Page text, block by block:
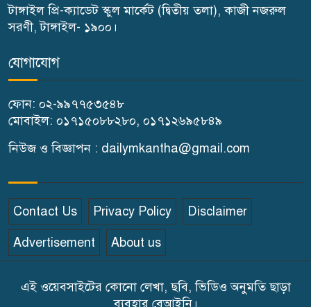
প্রদান
৭
দুর্ঘটনায় দুই কিশোর নিহত
৮
৯
টাঙ্গাইলে ১১ দলের স্মারকলিপি
প্রদান
১০
শহীদ মিজানুর ফুটবল চ্যাম্পিয়ান
টাঙ্গাইল প্রি-ক্যাডেট স্কুল মার্কেট (দ্বিতীয় তলা), কাজী নজরুল
সরণী, টাঙ্গাইল- ১৯০০।
যোগাযোগ
ফোন: ০২-৯৯৭৭৫৩৫৪৮
মোবাইল: ০১৭১৫০৮৮২৮০, ০১৭১২৬৯৫৮৪৯
নিউজ ও বিজ্ঞাপন : dailymkantha@gmail.com
Contact Us Privacy Policy Disclaimer
Advertisement About us
এই ওয়েবসাইটের কোনো লেখা, ছবি, ভিডিও অনুমতি ছাড়া
ব্যবহার বেআইনি।